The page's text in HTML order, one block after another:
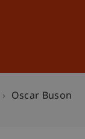
Oscar Buson